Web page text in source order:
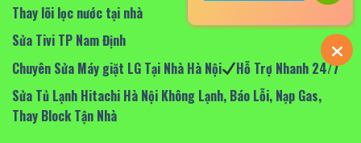
Thay lõi lọc nước tại nhà
Sửa Tivi TP Nam Định
Chuyên Sửa Máy giặt LG Tại Nhà Hà Nội
Hỗ Trợ Nhanh 24/7
Sửa Tủ Lạnh Hitachi Hà Nội Không Lạnh, Báo Lỗi, Nạp Gas,
Thay Block Tận Nhà